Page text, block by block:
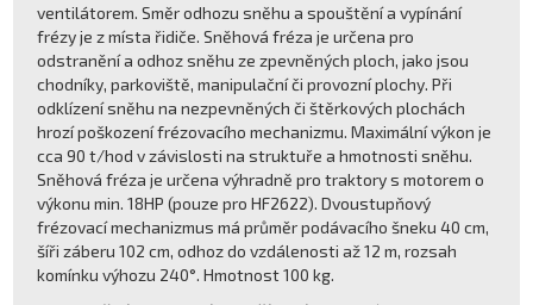
ventilátorem. Směr odhozu sněhu a spouštění a vypínání
frézy je z místa řidiče. Sněhová fréza je určena pro
odstranění a odhoz sněhu ze zpevněných ploch, jako jsou
chodníky, parkoviště, manipulační či provozní plochy. Při
odklízení sněhu na nezpevněných či štěrkových plochách
hrozí poškození frézovacího mechanizmu. Maximální výkon je
cca 90 t/hod v závislosti na struktuře a hmotnosti sněhu.
Sněhová fréza je určena výhradně pro traktory s motorem o
výkonu min. 18HP (pouze pro HF2622). Dvoustupňový
frézovací mechanizmus má průměr podávacího šneku 40 cm,
šíři záberu 102 cm, odhoz do vzdálenosti až 12 m, rozsah
komínku výhozu 240°. Hmotnost 100 kg.